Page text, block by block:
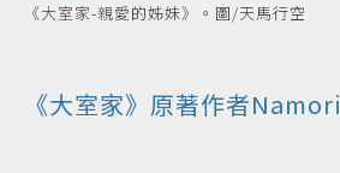
《大室家-親愛的姊妹》。圖/天馬行空
《大室家》原著作者Namori